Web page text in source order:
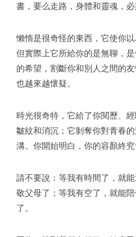
書，要么走路，身體和靈魂，必
懶惰是很奇怪的東西，它使你
但實際上它所給你的是無聊，
的希望，割斷你和別人之間的
也越來越懷疑。
時光很奇特，它給了你閱歷、
皺紋和消沉；它剝奪你對青春
溝。你開始明白，你的容顏終究
請不要說：等我有時間了，就
敬父母了；等我有空了，就能
了。